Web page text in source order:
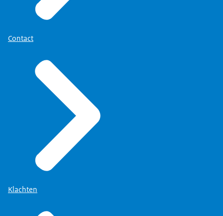
Contact
Klachten